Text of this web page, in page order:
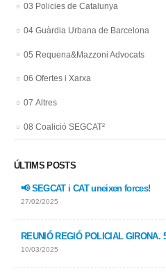
03 Policies de Catalunya
04 Guàrdia Urbana de Barcelona
05 Requena&Mazzoni Advocats
06 Ofertes i Xarxa
07 Altres
08 Coalició SEGCAT²
ÚLTIMS POSTS
📢 SEGCAT i CAT uneixen forces!
27/02/2025
REUNIÓ REGIÓ POLICIAL GIRONA.
10/03/2025